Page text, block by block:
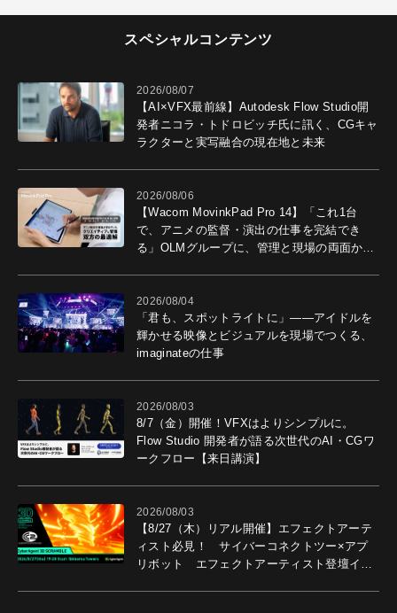
スペシャルコンテンツ
2026/08/07
【AI×VFX最前線】Autodesk Flow Studio開
発者ニコラ・トドロビッチ氏に訊く、CGキャ
ラクターと実写融合の現在地と未来
2026/08/06
【Wacom MovinkPad Pro 14】「これ1台
で、アニメの監督・演出の仕事を完結でき
る」OLMグループに、管理と現場の両面から
2026/08/04
「君も、スポットライトに」――アイドルを
輝かせる映像とビジュアルを現場でつくる、
imaginateの仕事
2026/08/03
8/7（金）開催！VFXはよりシンプルに。
Flow Studio 開発者が語る次世代のAI・CGワ
ークフロー【来日講演】
2026/08/03
【8/27（木）リアル開催】エフェクトアーテ
ィスト必見！ サイバーコネクトツー×アプ
リボット エフェクトアーティスト登壇イベ